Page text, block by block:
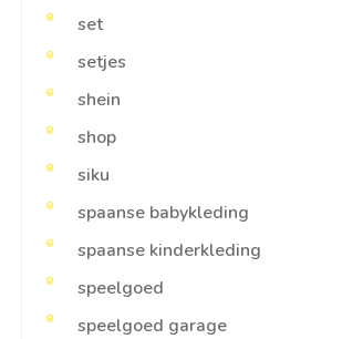
set
setjes
shein
shop
siku
spaanse babykleding
spaanse kinderkleding
speelgoed
speelgoed garage